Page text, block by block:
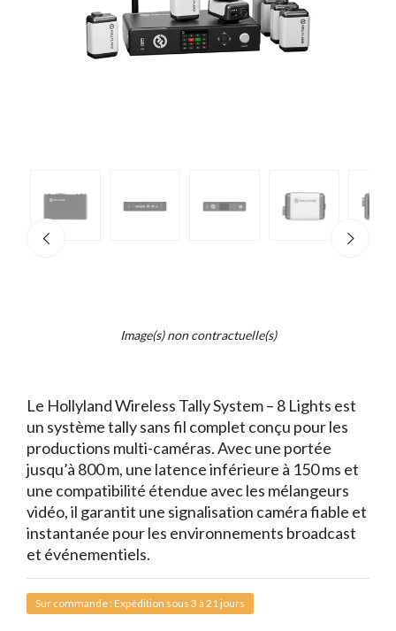
Image(s) non contractuelle(s)
Le Hollyland Wireless Tally System – 8 Lights est
un système tally sans fil complet conçu pour les
productions multi-caméras. Avec une portée
jusqu’à 800 m, une latence inférieure à 150 ms et
une compatibilité étendue avec les mélangeurs
vidéo, il garantit une signalisation caméra fiable et
instantanée pour les environnements broadcast
et événementiels.
Sur commande : Expédition sous 3 à 21 jours